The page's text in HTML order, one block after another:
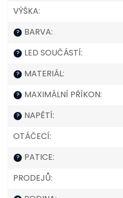
VÝŠKA:
? BARVA:
? LED SOUČÁSTÍ:
? MATERIÁL:
? MAXIMÁLNÍ PŘÍKON:
? NAPĚTÍ:
OTÁČECÍ:
? PATICE:
PRODEJŮ: